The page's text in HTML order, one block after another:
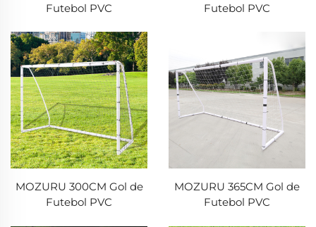
Futebol PVC
Futebol PVC
MOZURU 300CM Gol de
Futebol PVC
MOZURU 365CM Gol de
Futebol PVC